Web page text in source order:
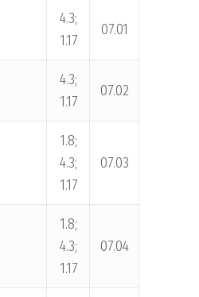
4.3;
1.17
07.01
4.3;
1.17
07.02
1.8;
4.3;
1.17
07.03
1.8;
4.3;
1.17
07.04